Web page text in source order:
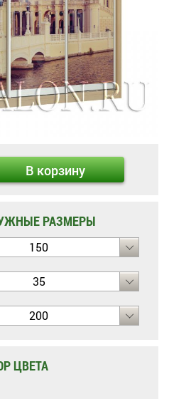
В корзину
РАЗМЕРЫ
150
35
200
ЦВЕТА